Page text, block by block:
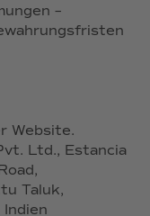
–
Website.
Ltd., Estancia
Taluk,